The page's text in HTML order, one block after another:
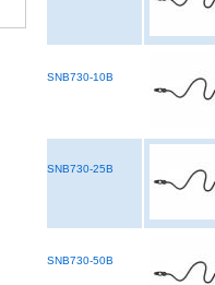
SNB730-10B
SNB730-25B
SNB730-50B